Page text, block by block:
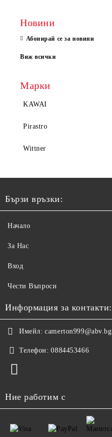
Новини
Абонирай се за новини
Виж всички
Марки
KAWAI
Pirastro
Wittner
Бързи връзки:
Начало
За Нас
Вход
Чести Въпроси
Информация за контакти:
Имейл: camerton999@abv.bg
Телефон: 0884453466
Ние работим с